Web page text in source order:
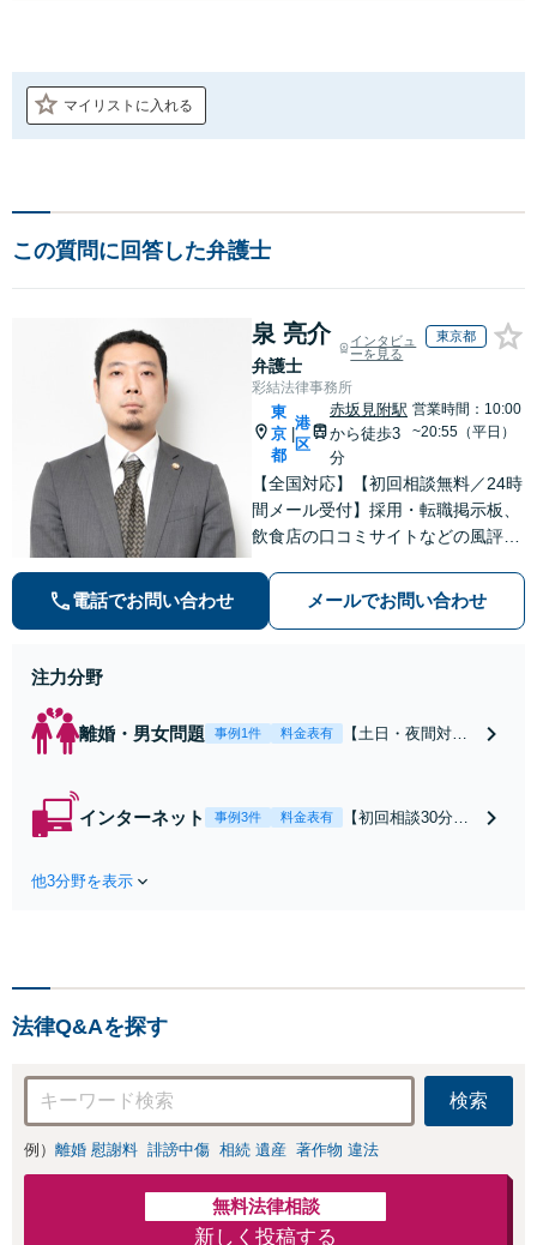
マイリストに入れる
この質問に回答した弁護士
泉 亮介
弁護士
インタビュ
ーを見る
東京都
彩結法律事務所
東
京
都
港
区
赤坂見附駅
から徒歩3
分
営業時間：10:00
~20:55（平日）
【全国対応】【初回相談無料／24時
間メール受付】採用・転職掲示板、
飲食店の口コミサイトなどの風評被
の種類を問わず相談可。可能な限り
早期対応で駆けつけサポート【労
電話でお問い合わせ メールでお問い合わせ
注力分野
離婚・男女問題 事例1件 料金表有
【土日・夜間対応
れたら、サインす
インターネット 事例3件 料金表有
【初回相談30分無
お店の風評被害対
応可：開示請求の
意見照会が来たと
きの対処法、被害
者との示談交渉
他3分野を表示
法律Q&Aを探す
検索
例） 離婚 慰謝料 誹謗中傷 相続 遺産 著作物 違法
無料法律相談
新しく投稿する